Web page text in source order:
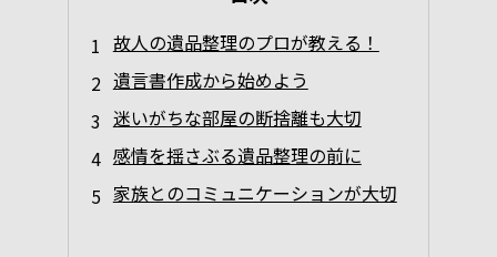
故人の遺品整理のプロが教える！
遺言書作成から始めよう
迷いがちな部屋の断捨離も大切
感情を揺さぶる遺品整理の前に
家族とのコミュニケーションが大切